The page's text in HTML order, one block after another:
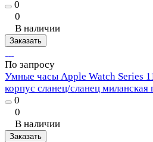
0
0
В наличии
Заказать
По запросу
Умные часы Apple Watch Series
корпус сланец/сланец миланская
0
0
В наличии
Заказать